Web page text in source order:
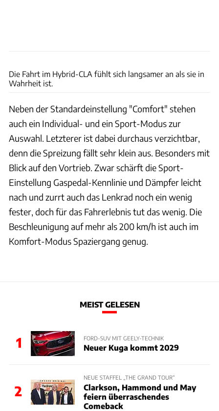
Die Fahrt im Hybrid-CLA fühlt sich langsamer an als sie in
Wahrheit ist.
Neben der Standardeinstellung "Comfort" stehen
auch ein Individual- und ein Sport-Modus zur
Auswahl. Letzterer ist dabei durchaus verzichtbar,
denn die Spreizung fällt sehr klein aus. Besonders mit
Blick auf den Vortrieb. Zwar schärft die Sport-
Einstellung Gaspedal-Kennlinie und Dämpfer leicht
nach und zurrt auch das Lenkrad noch ein wenig
fester, doch für das Fahrerlebnis tut das wenig. Die
Beschleunigung auf mehr als 200 km/h ist auch im
Komfort-Modus Spaziergang genug.
MEIST GELESEN
1 FORD-SUV MIT GEELY-TECHNIK
Neuer Kuga kommt 2029
2
NEUE STAFFEL „THE GRAND TOUR“
Clarkson, Hammond und May
feiern überraschendes
Comeback